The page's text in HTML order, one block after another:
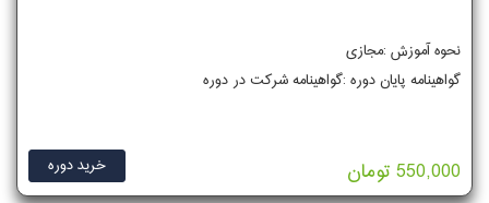
نحوه آموزش :مجازی
گواهینامه پایان دوره :گواهینامه شرکت در دوره
خرید دوره 550,000 تومان